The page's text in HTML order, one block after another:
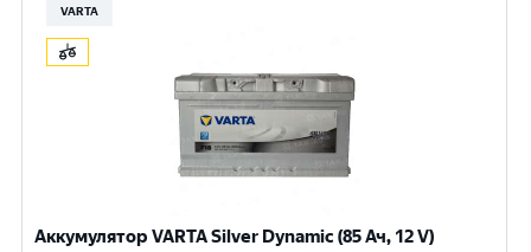
VARTA
Аккумулятор VARTA Silver Dynamic (85 Ач, 12 V)